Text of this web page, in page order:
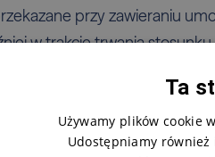
przy zawieraniu
w trakcie trwania
danych osobowych,
przez spółkę dla
tożsamości wyłącznie
Ta
Używamy plików cookie
Udostępniamy